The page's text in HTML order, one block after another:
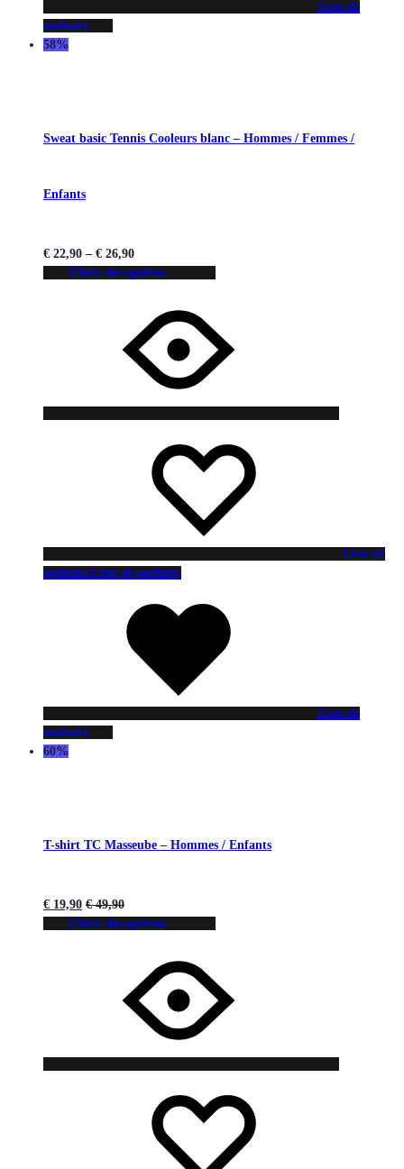
Liste de
souhaits
58%
Sweat basic Tennis Cooleurs blanc – Hommes / Femmes /
Enfants
€ 22,90 – € 26,90
Choix des options
Liste de
souhaits Liste de souhaits
Liste de
souhaits
60%
T-shirt TC Masseube – Hommes / Enfants
€ 19,90 €49,90
Choix des options